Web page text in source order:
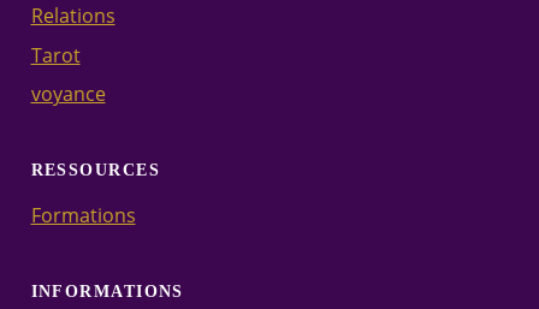
Relations
Tarot
voyance
RESSOURCES
Formations
INFORMATIONS